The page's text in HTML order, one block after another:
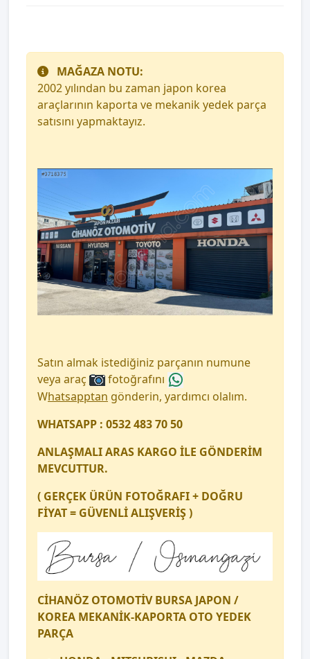
MAĞAZA NOTU:
2002 yılından bu zaman japon korea
araçlarının kaporta ve mekanik yedek parça
satısını yapmaktayız.
Satın almak istediğiniz parçanın numune
veya araç
fotoğrafını
Whatsapptan gönderin, yardımcı olalım.
WHATSAPP : 0532 483 70 50
ANLAŞMALI ARAS KARGO İLE GÖNDERİM
MEVCUTTUR.
( GERÇEK ÜRÜN FOTOĞRAFI + DOĞRU
FİYAT = GÜVENLİ ALIŞVERİŞ )
CİHANÖZ OTOMOTİV BURSA JAPON /
KOREA MEKANİK-KAPORTA OTO YEDEK
PARÇA